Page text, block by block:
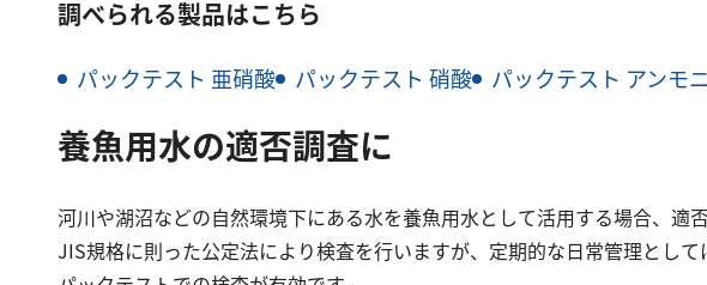
調べられる製品はこちら
パックテスト 亜硝酸 パックテスト 硝酸 パックテスト アンモ
養魚用水の適否調査に
河川や湖沼などの自然環境下にある水を養魚用水として活用する場合、適
JIS規格に則った公定法により検査を行いますが、定期的な日常管理とし